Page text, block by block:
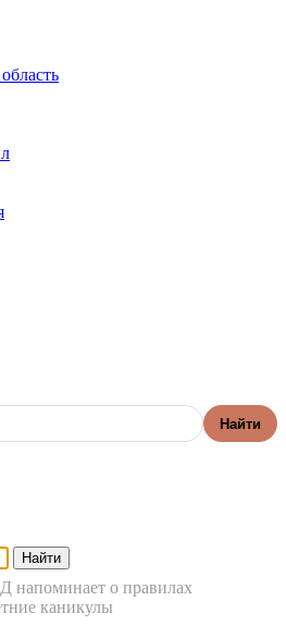
Найти
Найти
напоминает о правилах
каникулы